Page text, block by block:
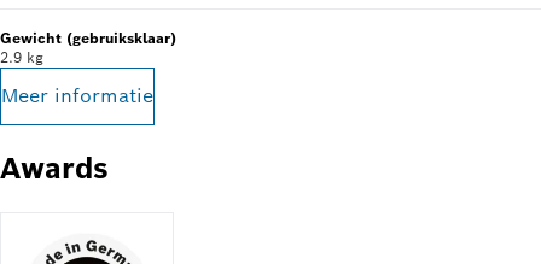
Gewicht (gebruiksklaar)
2.9 kg
Meer informatie
Awards